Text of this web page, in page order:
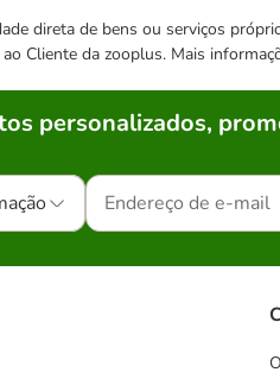
direta de bens ou serviços
Cliente da zooplus. Mais
personalizados,